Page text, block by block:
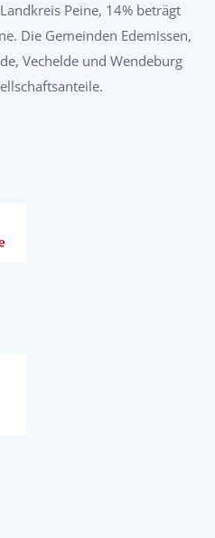
Peine, 14% beträgt
Die Gemeinden Edemissen,
Vechelde und Wendeburg